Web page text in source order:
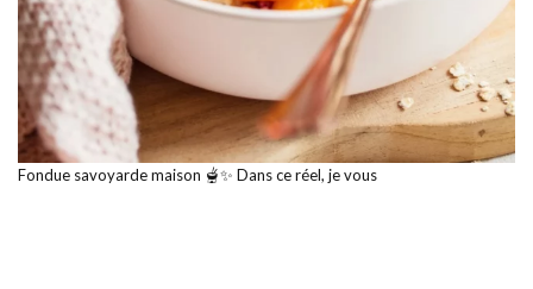
Fondue savoyarde maison 🫕✨ Dans ce réel, je vous